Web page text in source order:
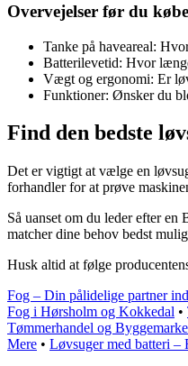
Overvejelser før du
Tanke på haveareal:
Batterilevetid: Hvor
Vægt og ergonomi: Er
Funktioner: Ønsker du
Find den bedste
Det er vigtigt at vælge en
forhandler for at prøve
Så uanset om du leder efter
matcher dine behov bedst
Husk altid at følge
Fog – Din pålidelige partner
Fog i Hørsholm og Kokkedal •
Tømmerhandel og
Mere • Løvsuger med batteri –